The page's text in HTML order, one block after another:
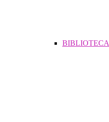
BIBLIOTECA